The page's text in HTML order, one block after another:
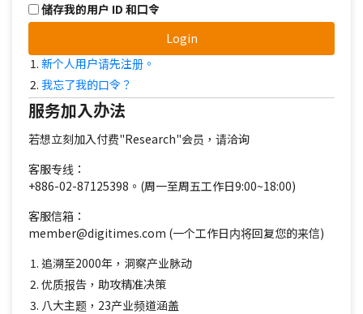
储存我的用户 ID 和口令
Login
新个人用户请先注册。
我忘了我的口令？
服务加入办法
若想立刻加入付费"Research"会员，请洽询
客服专线：
+886-02-87125398。(周一至周五工作日9:00~18:00)
客服信箱：
member@digitimes.com (一个工作日内将回复您的来信)
追溯至2000年，洞察产业脉动
优质报告，助攻精准决策
八大主题，23产业频道涵盖